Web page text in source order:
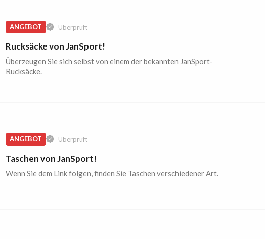
ANGEBOT Überprüft
Rucksäcke von JanSport!
Überzeugen Sie sich selbst von einem der bekannten JanSport-
Rucksäcke.
ANGEBOT Überprüft
Taschen von JanSport!
Wenn Sie dem Link folgen, finden Sie Taschen verschiedener Art.